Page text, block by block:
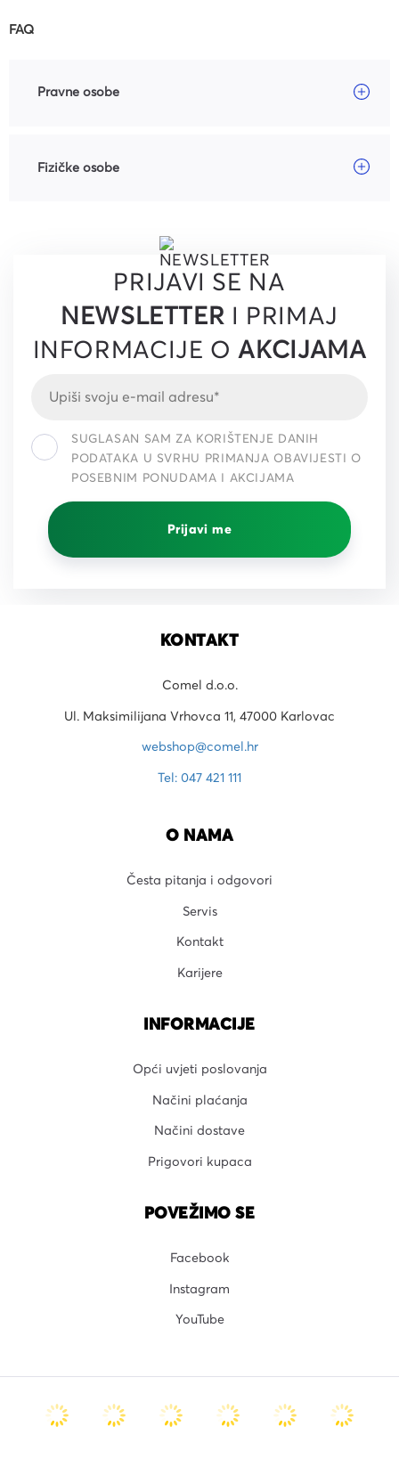
FAQ
Pravne osobe
Fizičke osobe
PRIJAVI SE NA
NEWSLETTER I PRIMAJ
INFORMACIJE OAKCIJAMA
SUGLASAN SAM ZA KORIŠTENJE DANIH
PODATAKA U SVRHU PRIMANJA OBAVIJESTI O
POSEBNIM PONUDAMA I AKCIJAMA
Prijavi me
KONTAKT
Comel d.o.o.
Ul. Maksimilijana Vrhovca 11, 47000 Karlovac
webshop@comel.hr
Tel: 047 421 111
O NAMA
Česta pitanja i odgovori
Servis
Kontakt
Karijere
INFORMACIJE
Opći uvjeti poslovanja
Načini plaćanja
Načini dostave
Prigovori kupaca
POVEŽIMO SE
Facebook
Instagram
YouTube